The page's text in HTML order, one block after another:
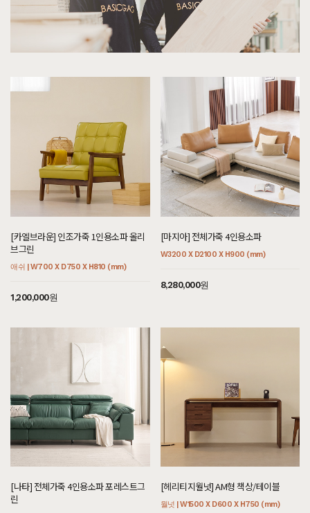
[[헤리티지월넛] 우베르 화장대]
7월 30일 서울 강남 노**고객님 설치후기입니다
7월 30일 경기 고양 정**고객님 설치후기입니다
[[재이] 전체가죽 3인용소파 풀오일카라멜]
7월 30일 서울 광진 김**고객님 설치후기입니다
[[아델] E형 거실장]
7월 30일 인천 영종 임**고객님 설치후기입니다
[[까사] F형 소파테이블]
7월 29일 서울 강남 김**고객님 주문제작 설치후기입니다
7월 29일 서울 마포 변**고객님 주문제작 설치후기입니다
[[블랙러버] 다크 N형 5단서랍장 다크러버]
[[블랙러버] A형 슬라이딩장롱_30T]
7월 25일 경기 고양 신**고객님 설치후기입니다
7월 25일 경기 안산 이**고객님 주문제작 설치후기입니다
[[헤리티지월넛] 에테르 의자 콩고]
7월 25일 경기 안산 이**고객님 설치후기입니다
[[헤리티지월넛] 에테르 의자 썬더]
[[편백] D형 장롱]
[카엘브라운] 인조가죽 1인용소파 올리
브그린
애쉬 | W700 X D750 X H810 (mm)
1,200,000원
[마지아] 전체가죽 4인용소파
W3200 X D2100 X H900 (mm)
8,280,000원
[나타] 전체가죽 4인용소파 포레스트그
린
[헤리티지월넛] AM형 책상/테이블
월넛 | W1500 X D600 X H750 (mm)